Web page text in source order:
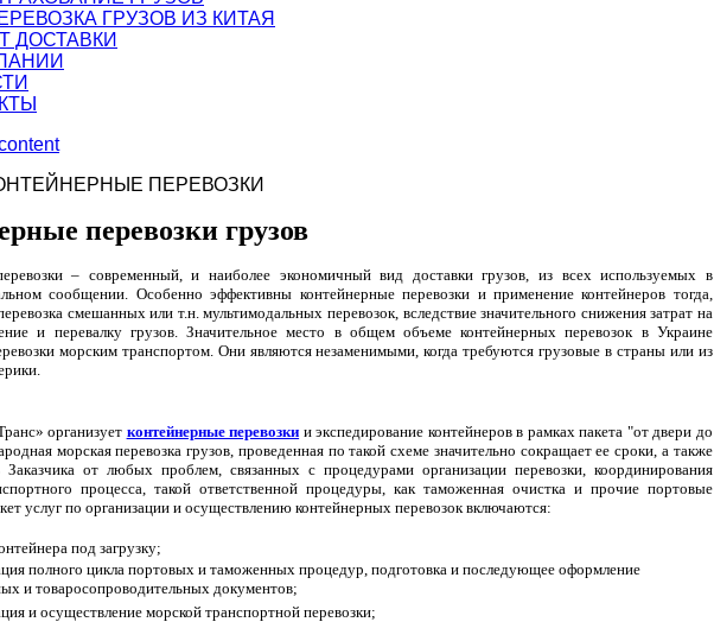
ГРУЗОВ ИЗ КИТАЯ
ДОСТАВКИ
ПЕРЕВОЗКИ
перевозки грузов
– современный, и наиболее экономичный вид доставки грузов, из всех используемых в
сообщении. Особенно эффективны контейнерные перевозки и применение контейнеров тогда,
смешанных или т.н. мультимодальных перевозок, вследствие значительного снижения затрат на
и перевалку грузов. Значительное место в общем объеме контейнерных перевозок в Украине
морским транспортом. Они являются незаменимыми, когда требуются грузовые в страны или из
организует контейнерные перевозки и экспедирование контейнеров в рамках пакета "от двери до
морская перевозка грузов, проведенная по такой схеме значительно сокращает ее сроки, а также
Заказчика от любых проблем, связанных с процедурами организации перевозки, координирования
процесса, такой ответственной процедуры, как таможенная очистка и прочие портовые
услуг по организации и осуществлению контейнерных перевозок включаются:
под загрузку;
полного цикла портовых и таможенных процедур, подготовка и последующее оформление
и товаросопроводительных документов;
и осуществление морской транспортной перевозки;